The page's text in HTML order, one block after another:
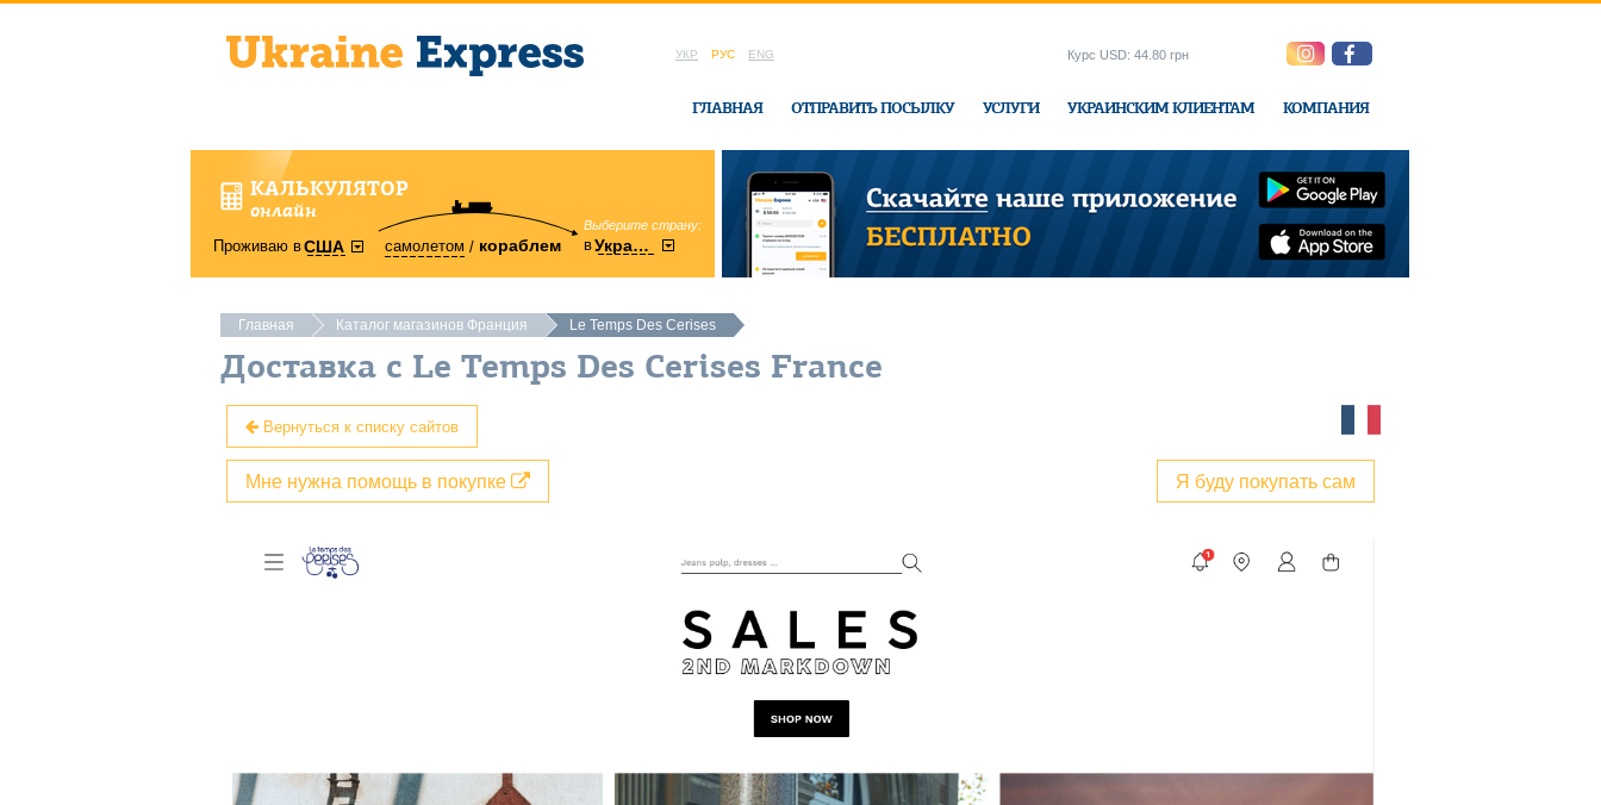
УКР РУС ENG
ГЛАВНАЯ ОТПРАВИТЬ ПОСЫЛКУ УСЛУГИ УКРАИНСКИМ КЛИЕНТАМ КОМПАНИЯ
Курс USD: 44.80 грн
КАЛЬКУЛЯТОР
онлайн
Проживаю вСША самолетом кораблем
Выберите страну:
вУкраину
область:
Винницкая в офисе Ukraine-Express
Главная Каталог магазинов Франция Le Temps Des Cerises
Доставка с Le Temps Des Cerises France
Вернуться к списку сайтов
Я буду покупать сам
Мне нужна помощь в покупке